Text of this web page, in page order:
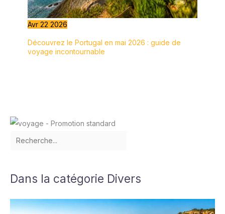
Avr 22 2026
Découvrez le Portugal en mai 2026 : guide de
voyage incontournable
Dans la catégorie Divers